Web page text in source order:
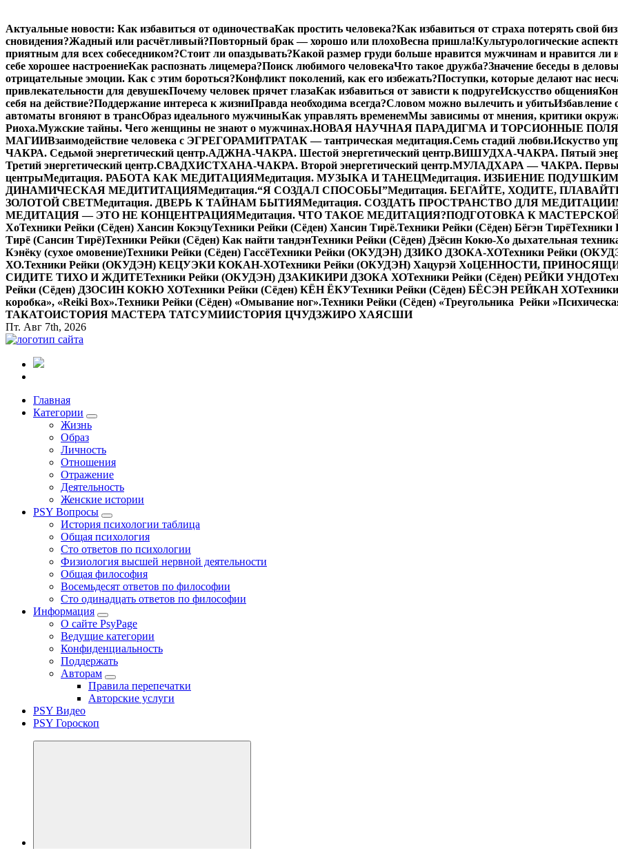
Перейти
к
содержимому
Актуальные новости: Как избавиться от одиночестваКак простить человека?Как избавиться от страха потерять свой
сновидения?Жадный или расчётливый?Повторный брак — хорошо или плохоВесна пришла!Культурологические
приятным для всех собеседником?Стоит ли опаздывать?Какой размер груди больше нравится мужчинам и нравится ли
себе хорошее настроениеКак распознать лицемера?Поиск любимого человекаЧто такое дружба?Значение беседы в
отрицательные эмоции. Как с этим бороться?Конфликт поколений, как его избежать?Поступки, которые делают нас
привлекательности для девушекПочему человек прячет глазаКак избавиться от зависти к подругеИскусство общения
себя на действие?Поддержание интереса к жизниПравда необходима всегда?Словом можно вылечить и убитьИзбавление
автоматы вгоняют в трансОбраз идеального мужчиныКак управлять временемМы зависимы от мнения, критики
Риоха.Мужские тайны. Чего женщины не знают о мужчинах.НОВАЯ НАУЧНАЯ ПАРАДИГМА И ТОРСИОННЫЕ ПОЛЯ
МАГИИВзаимодействие человека с ЭГРЕГОРАМИТРАТАК — тантрическая медитация.Семь стадий любви.Искуство
ЧАКРА. Седьмой энергетический центр.АДЖНА-ЧАКРА. Шестой энергетический центр.ВИШУДХА-ЧАКРА. Пятый
Третий энергетический центр.СВАДХИСТХАНА-ЧАКРА. Второй энергетический центр.МУЛАДХАРА — ЧАКРА. Первый
центрыМедитация. РАБОТА КАК МЕДИТАЦИЯМедитация. МУЗЫКА И ТАНЕЦМедитация. ИЗБИЕНИЕ ПОДУШКИ
ДИНАМИЧЕСКАЯ МЕДИТИТАЦИЯМедитация.“Я СОЗДАЛ СПОСОБЫ”Медитация. БЕГАЙТЕ, ХОДИТЕ,
ЗОЛОТОЙ СВЕТМедитация. ДВЕРЬ К ТАЙНАМ БЫТИЯМедитация. СОЗДАТЬ ПРОСТРАНСТВО ДЛЯ МЕДИТАЦИИ
МЕДИТАЦИЯ — ЭТО НЕ КОНЦЕНТРАЦИЯМедитация. ЧТО ТАКОЕ МЕДИТАЦИЯ?ПОДГОТОВКА К
ХоТехники Рейки (Сёден) Хансин КокэцуТехники Рейки (Сёден) Хансин Тирё.Техники Рейки (Сёден) Бёгэн Тирё
Тирё (Сансин Тирё)Техники Рейки (Сёден) Как найти тандэнТехники Рейки (Сёден) Дзёсин Кокю-Хо дыхательная
Кэнёку (сухое омовение)Техники Рейки (Сёден) ГассёТехники Рейки (ОКУДЭН) ДЗИКО ДЗОКА-ХОТехники Рейки
ХО.Техники Рейки (ОКУДЭН) КЕЦУЭКИ КОКАН-ХОТехники Рейки (ОКУДЭН) Хацурэй ХоЦЕННОСТИ,
СИДИТЕ ТИХО И ЖДИТЕТехники Рейки (ОКУДЭН) ДЗАКИКИРИ ДЗОКА ХОТехники Рейки (Сёден) РЕЙКИ УНДО
Рейки (Сёден) ДЗОСИН КОКЮ ХОТехники Рейки (Сёден) КЁН ЁКУТехники Рейки (Сёден) БЁСЭН РЕЙКАН ХО
коробка», «Reiki Вox».Техники Рейки (Сёден) «Омывание ног».Техники Рейки (Сёден) «Треугольника Рейки »
ТАКАТОИСТОРИЯ МАСТЕРА ТАТСУМИИСТОРИЯ ЦЧУДЗЖИРО ХАЯСШИ
Пт. Авг 7th, 2026
Все самое интересное, вдохновляющее и тайное внутри.
Главная
Категории
Жизнь
Образ
Личность
Отношения
Отражение
Деятельность
Женские истории
PSY Вопросы
История психологии таблица
Общая психология
Сто ответов по психологии
Физиология высшей нервной деятельности
Общая философия
Восемьдесят ответов по философии
Сто одинадцать ответов по философии
Информация
О сайте PsyPage
Ведущие категории
Конфиденциальность
Поддержать
Авторам
Правила перепечатки
Авторские услуги
PSY Видео
PSY Гороскоп